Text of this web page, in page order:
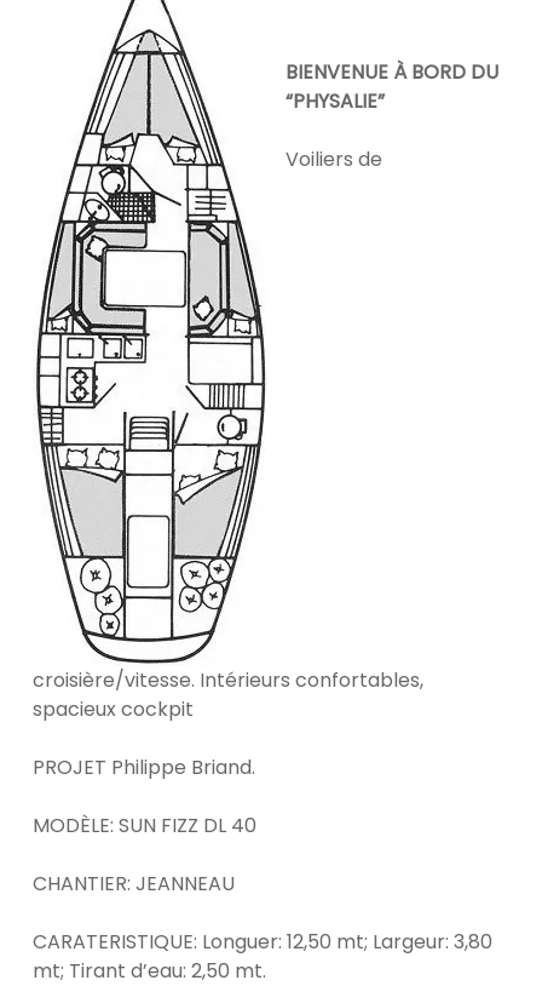
BIENVENUE À BORD DU
“PHYSALIE”
Voiliers de
croisière/vitesse. Intérieurs confortables,
spacieux cockpit
PROJET Philippe Briand.
MODÈLE: SUN FIZZ DL 40
CHANTIER: JEANNEAU
CARATERISTIQUE: Longuer: 12,50 mt; Largeur: 3,80
mt; Tirant d’eau: 2,50 mt.